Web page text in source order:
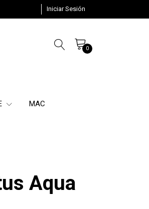
Iniciar Sesión
0
MAC
Aqua